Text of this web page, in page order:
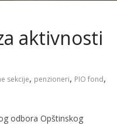
aktivnosti
sekcije, penzioneri, PIO fond,
odbora Opštinskog